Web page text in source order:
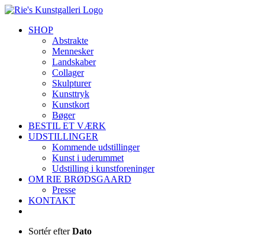
Skip
contentSHOP
Abstrakte
Mennesker
Landskaber
Collager
Skulpturer
Kunsttryk
Kunstkort
Bøger
BESTIL ET VÆRK
UDSTILLINGER
Kommende udstillinger
Kunst i uderummet
Udstilling i kunstforeninger
OM RIE BRØDSGAARD
Presse
KONTAKT
Sortér efterDato